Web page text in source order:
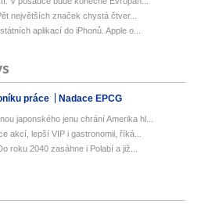
největších značek chystá čtver...
aplikací do iPhonů. Apple o...
práce Nadace EPCG
japonského jenu chrání Amerika hl...
akcí, lepší VIP i gastronomii, říká...
roku 2040 zasáhne i Polabí a již...